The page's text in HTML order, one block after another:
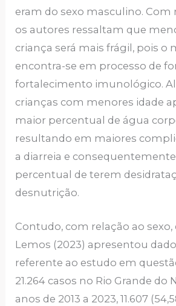
eram do sexo masculino. Com
os autores ressaltam que
criança será mais frágil, pois o
encontra-se em processo de
fortalecimento imunológico.
crianças com menores idade
maior percentual de água
resultando em maiores
a diarreia e
percentual de terem
desnutrição.
Contudo, com relação ao sexo,
Lemos (2023) apresentou
referente ao estudo em
21.264 casos no Rio Grande do
anos de 2013 a 2023, 11.607